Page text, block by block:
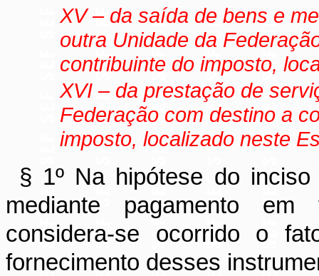
XV – da saída de bens e
outra Unidade da
contribuinte do imposto,
XVI – da prestação de
Federação com destino a
imposto, localizado neste
§ 1º Na hipótese do
mediante pagamento
considera-se ocorrido o
fornecimento desses